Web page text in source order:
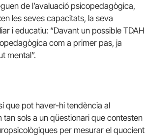
de l’avaluació psicopedagògica,
les seves capacitats, la seva
i educatiu: “Davant un possible TDAH
com a primer pas, ja
mental”.
que pot haver-hi tendència al
tan sols a un qüestionari que contesten
per mesurar el quocient